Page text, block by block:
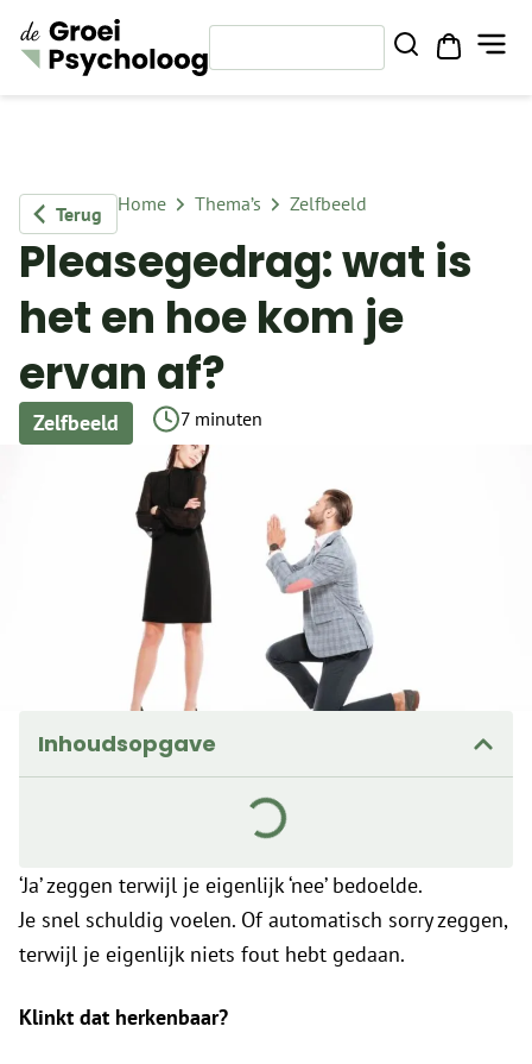
Terug Home Thema’s Zelfbeeld
Pleasegedrag: wat is
het en hoe kom je
ervan af?
Zelfbeeld 7 minuten
Inhoudsopgave
‘Ja’ zeggen terwijl je eigenlijk ‘nee’ bedoelde.
Je snel schuldig voelen. Of automatisch sorry zeggen,
terwijl je eigenlijk niets fout hebt gedaan.
Klinkt dat herkenbaar?